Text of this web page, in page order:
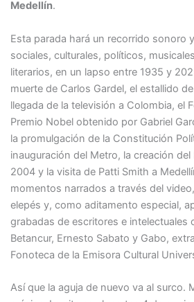
Medellín.
Esta parada hará un recorrido sonoro
sociales, culturales, políticos,
literarios, en un lapso entre 1935 y
muerte de Carlos Gardel, el estallido
llegada de la televisión a Colombia, el
Premio Nobel obtenido por Gabriel
la promulgación de la Constitución
inauguración del Metro, la creación
2004 y la visita de Patti Smith a
momentos narrados a través del
elepés y, como aditamento especial,
grabadas de escritores e intelectuales
Betancur, Ernesto Sabato y Gabo,
Fonoteca de la Emisora Cultural
Así que la aguja de nuevo va al surco.